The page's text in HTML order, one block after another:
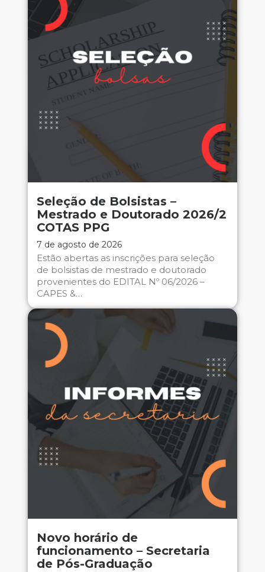
Seleção de Bolsistas –
Mestrado e Doutorado 2026/2
COTAS PPG
7 de agosto de 2026
Estão abertas as inscrições para seleção
de bolsistas de mestrado e doutorado
provenientes do EDITAL Nº 06/2026 –
CAPES &…
Novo horário de
funcionamento – Secretaria
de Pós-Graduação